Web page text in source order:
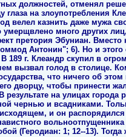
должностей, отменял
на злоупотребления
велел казнить даже мужа
много других
претория Эбуниан. Вместо
Антонин"; 6). Но и этого
189 г. Клеандр скупил в
вызвал голод в столице.
что ничего об этом
дворцу, чтобы принести
на улицах города
чернью и всадниками.
и он
(Геродиан: 1; 12--13).